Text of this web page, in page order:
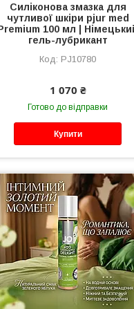
Силіконова змазка для
чутливої шкіри pjur med
100 мл |
гель-лубрикант
PJ10780
1 070 ₴
Готово до відправки
Купити